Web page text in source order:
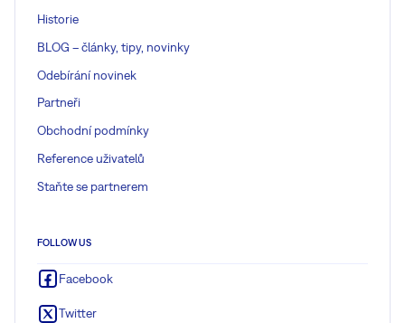
Historie
BLOG – články, tipy, novinky
Odebírání novinek
Partneři
Obchodní podmínky
Reference uživatelů
Staňte se partnerem
FOLLOW US
Facebook
Twitter